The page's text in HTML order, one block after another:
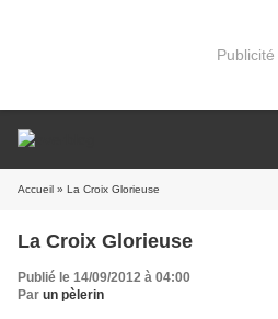
Publicité
Accueil » La Croix Glorieuse
La Croix Glorieuse
Publié le 14/09/2012 à 04:00
Par un pèlerin